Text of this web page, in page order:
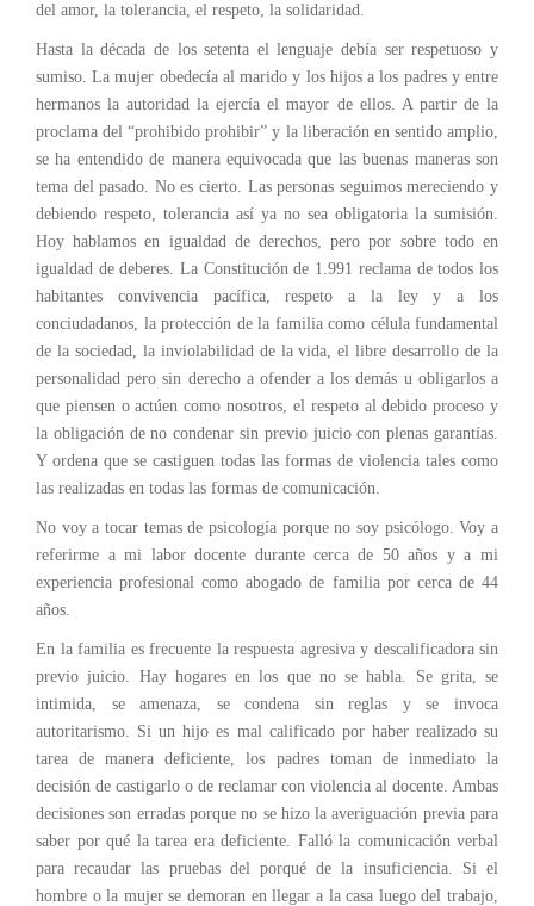
del amor, la tolerancia, el respeto, la solidaridad.
Hasta la década de los setenta el lenguaje debía ser respetuoso y
sumiso. La mujer obedecía al marido y los hijos a los padres y entre
hermanos la autoridad la ejercía el mayor de ellos. A partir de la
proclama del “prohibido prohibir” y la liberación en sentido amplio,
se ha entendido de manera equivocada que las buenas maneras son
tema del pasado. No es cierto. Las personas seguimos mereciendo y
debiendo respeto, tolerancia así ya no sea obligatoria la sumisión.
Hoy hablamos en igualdad de derechos, pero por sobre todo en
igualdad de deberes. La Constitución de 1.991 reclama de todos los
habitantes convivencia pacífica, respeto a la ley y a los
conciudadanos, la protección de la familia como célula fundamental
de la sociedad, la inviolabilidad de la vida, el libre desarrollo de la
personalidad pero sin derecho a ofender a los demás u obligarlos a
que piensen o actúen como nosotros, el respeto al debido proceso y
la obligación de no condenar sin previo juicio con plenas garantías.
Y ordena que se castiguen todas las formas de violencia tales como
las realizadas en todas las formas de comunicación.
No voy a tocar temas de psicología porque no soy psicólogo. Voy a
referirme a mi labor docente durante cerca de 50 años y a mi
experiencia profesional como abogado de familia por cerca de 44
años.
En la familia es frecuente la respuesta agresiva y descalificadora sin
previo juicio. Hay hogares en los que no se habla. Se grita, se
intimida, se amenaza, se condena sin reglas y se invoca
autoritarismo. Si un hijo es mal calificado por haber realizado su
tarea de manera deficiente, los padres toman de inmediato la
decisión de castigarlo o de reclamar con violencia al docente. Ambas
decisiones son erradas porque no se hizo la averiguación previa para
saber por qué la tarea era deficiente. Falló la comunicación verbal
para recaudar las pruebas del porqué de la insuficiencia. Si el
hombre o la mujer se demoran en llegar a la casa luego del trabajo,